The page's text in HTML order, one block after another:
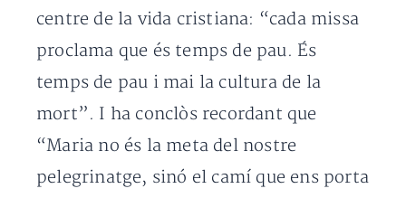
centre de la vida cristiana: “cada missa
proclama que és temps de pau. És
temps de pau i mai la cultura de la
mort”. I ha conclòs recordant que
“Maria no és la meta del nostre
pelegrinatge, sinó el camí que ens porta